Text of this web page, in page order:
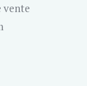
vente